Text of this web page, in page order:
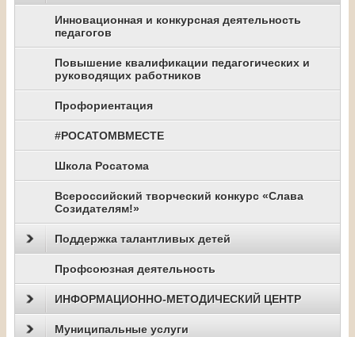
Инновационная и конкурсная деятельность
педагогов
Повышение квалификации педагогических и
руководящих работников
Профориентация
#РОСАТОМВМЕСТЕ
Школа Росатома
Всероссийский творческий конкурс «Слава
Созидателям!»
Поддержка талантливых детей
Профсоюзная деятельность
ИНФОРМАЦИОННО-МЕТОДИЧЕСКИЙ ЦЕНТР
Муниципальные услуги